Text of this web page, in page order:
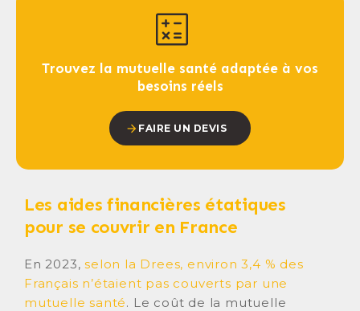
Trouvez la mutuelle santé adaptée à vos
besoins réels
FAIRE UN DEVIS
Les aides financières étatiques
pour se couvrir en France
En 2023,selon la Drees, environ 3,4 % des
Français n’étaient pas couverts par une
mutuelle santé. Le coût de la mutuelle